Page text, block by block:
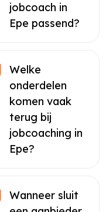
jobcoach in
Epe passend?
Welke
onderdelen
komen vaak
terug bij
jobcoaching in
Epe?
Wanneer sluit